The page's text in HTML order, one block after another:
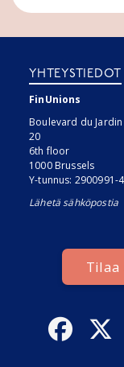
YHTEYSTIEDOT
FinUnions
Boulevard du
20
6th floor
1000 Brussels
Y-tunnus: 2900991-4
Lähetä sähköpostia